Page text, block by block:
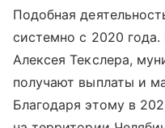
Подобная
системно с 2020
Алексея Текслера,
получают выплаты и
Благодаря этому в